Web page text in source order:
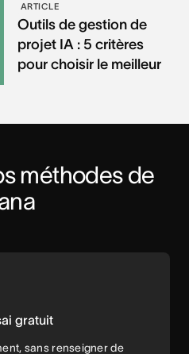
ARTICLE
Outils de gestion de
projet IA : 5 critères
pour choisir le meilleur
méthodes de
gratuit
sans renseigner de